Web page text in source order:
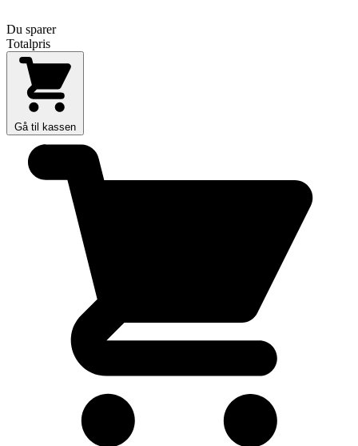
Du sparer
Totalpris
Gå til kassen